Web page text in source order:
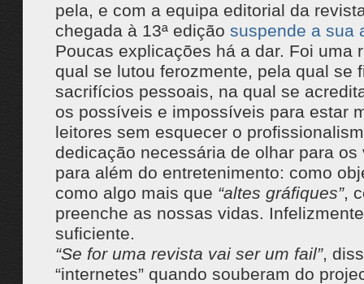
pela, e com a equipa editorial da
chegada à 13ª edição suspende a sua
Poucas explicações há a dar. Foi uma
qual se lutou ferozmente, pela qual se
sacrifícios pessoais, na qual se
os possíveis e impossíveis para estar
leitores sem esquecer o
dedicação necessária de olhar para os
para além do entretenimento: como
como algo mais que “altes gráfiques”,
preenche as nossas vidas.
suficiente.
“Se for uma revista vai ser um fail”,
“internetes” quando souberam do